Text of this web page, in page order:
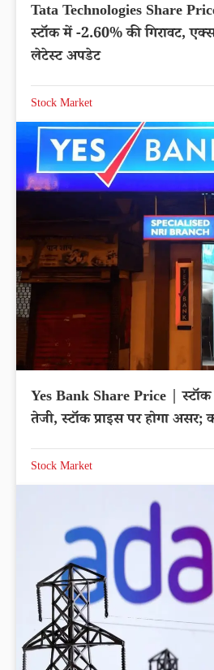
Tata Technologies Share
स्टॉक में -2.60% की गिरावट,
लेटेस्ट अपडेट
Stock Market
Yes Bank Share Price | स्टॉक
तेजी, स्टॉक प्राइस पर होगा
Stock Market